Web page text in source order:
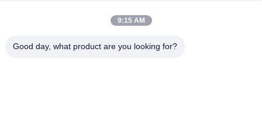
9:15 AM
Good day, what product are you looking for?